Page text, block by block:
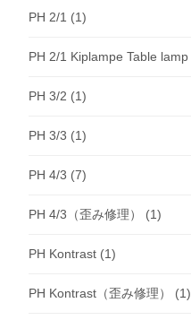
PH 2/1 (1)
PH 2/1 Kiplampe Table lamp
PH 3/2 (1)
PH 3/3 (1)
PH 4/3 (7)
PH 4/3（歪み修理） (1)
PH Kontrast (1)
PH Kontrast（歪み修理） (1)